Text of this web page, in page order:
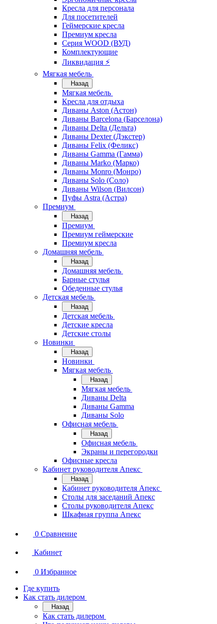
Кресла для персонала
Для посетителей
Геймерские кресла
Премиум кресла
Серия WOOD (ВУД)
Комплектующие
Ликвидация ⚡
Мягкая мебель
Назад
Мягкая мебель
Кресла для отдыха
Диваны Aston (Астон)
Диваны Barcelona (Барселона)
Диваны Delta (Дельта)
Диваны Dexter (Дэкстер)
Диваны Felix (Феликс)
Диваны Gamma (Гамма)
Диваны Marko (Марко)
Диваны Monro (Монро)
Диваны Solo (Соло)
Диваны Wilson (Вилсон)
Пуфы Astra (Астра)
Премиум
Назад
Премиум
Премиум геймерские
Премиум кресла
Домашняя мебель
Назад
Домашняя мебель
Барные стулья
Обеденные стулья
Детская мебель
Назад
Детская мебель
Детские кресла
Детские столы
Новинки
Назад
Новинки
Мягкая мебель
Назад
Мягкая мебель
Диваны Delta
Диваны Gamma
Диваны Solo
Офисная мебель
Назад
Офисная мебель
Экраны и перегородки
Офисные кресла
Кабинет руководителя Апекс
Назад
Кабинет руководителя Апекс
Столы для заседаний Апекс
Столы руководителя Апекс
Шкафная группа Апекс
0 Сравнение
Кабинет
0 Избранное
Где купить
Как стать дилером
Назад
Как стать дилером